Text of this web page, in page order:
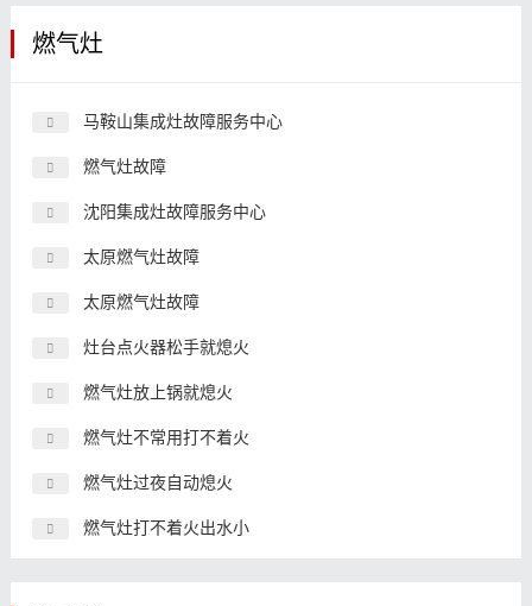
燃气灶
马鞍山集成灶故障服务中心
燃气灶故障
沈阳集成灶故障服务中心
太原燃气灶故障
太原燃气灶故障
灶台点火器松手就熄火
燃气灶放上锅就熄火
燃气灶不常用打不着火
燃气灶过夜自动熄火
燃气灶打不着火出水小